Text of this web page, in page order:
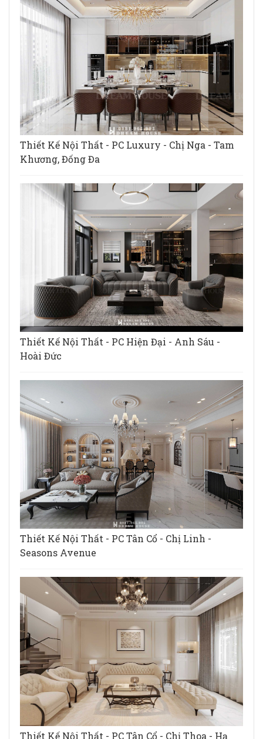
Thiết Kế Nội Thất - PC Luxury - Chị Nga - Tam
Khương, Đống Đa
Thiết Kế Nội Thất - PC Hiện Đại - Anh Sáu -
Hoài Đức
Thiết Kế Nội Thất - PC Tân Cổ - Chị Linh -
Seasons Avenue
Thiết Kế Nội Thất - PC Tân Cổ - Chị Thoa - Hạ